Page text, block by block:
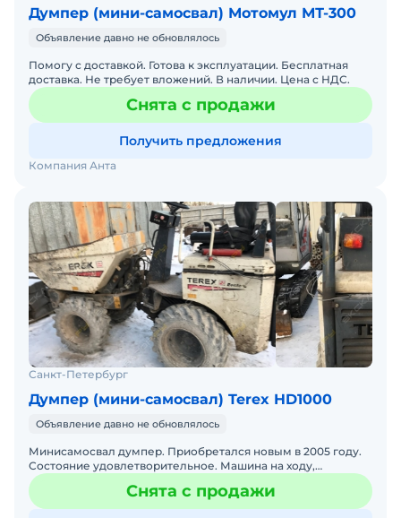
Думпер (мини-самосвал) Мотомул МТ-300
Объявление давно не обновлялось
Помогу с доставкой. Готова к эксплуатации. Бесплатная
доставка. Не требует вложений. В наличии. Цена с НДС.
Снята с продажи
Получить предложения
Компания Анта
Санкт-Петербург
Думпер (мини-самосвал) Terex HD1000
Объявление давно не обновлялось
Минисамосвал думпер. Приобретался новым в 2005 году.
Состояние удовлетворительное. Машина на ходу,
гидравлика работает. Место осмотра Васильевский остров.
Снята с продажи